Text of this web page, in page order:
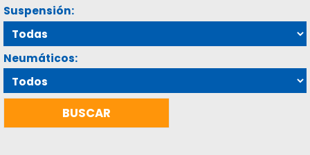
Suspensión:
Neumáticos: